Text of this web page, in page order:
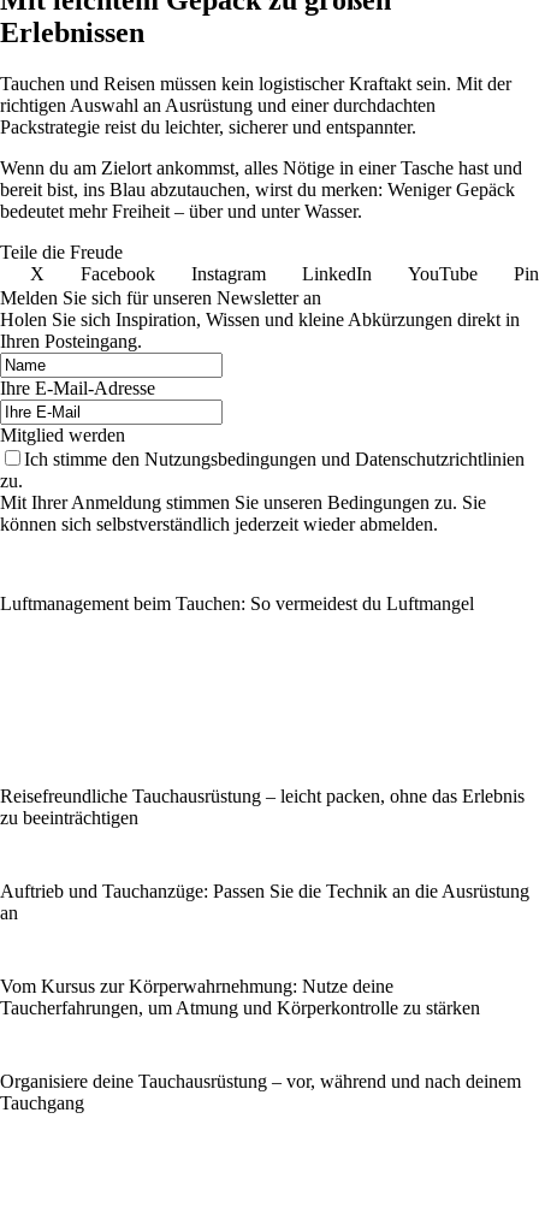
Erlebnissen
Tauchen und Reisen müssen kein logistischer Kraftakt sein. Mit der
richtigen Auswahl an Ausrüstung und einer durchdachten
Packstrategie reist du leichter, sicherer und entspannter.
Wenn du am Zielort ankommst, alles Nötige in einer Tasche hast und
bereit bist, ins Blau abzutauchen, wirst du merken: Weniger Gepäck
bedeutet mehr Freiheit – über und unter Wasser.
Teile die Freude
X
Facebook Instagram LinkedIn YouTube
Melden Sie sich für unseren Newsletter an
Holen Sie sich Inspiration, Wissen und kleine Abkürzungen direkt in
Ihren Posteingang.
Ihre E-Mail-Adresse
Mitglied werden
Ich stimme den Nutzungsbedingungen und Datenschutzrichtlinien
zu.
Mit Ihrer Anmeldung stimmen Sie unseren Bedingungen zu. Sie
können sich selbstverständlich jederzeit wieder abmelden.
Luftmanagement beim Tauchen: So vermeidest du Luftmangel
Reisefreundliche Tauchausrüstung – leicht packen, ohne das Erlebnis
zu beeinträchtigen
Auftrieb und Tauchanzüge: Passen Sie die Technik an die Ausrüstung
an
Vom Kursus zur Körperwahrnehmung: Nutze deine
Taucherfahrungen, um Atmung und Körperkontrolle zu stärken
Organisiere deine Tauchausrüstung – vor, während und nach deinem
Tauchgang